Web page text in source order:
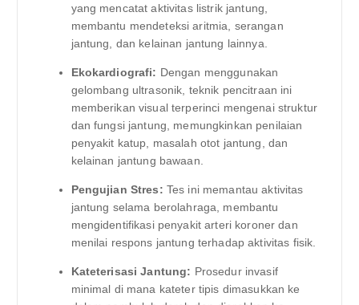
yang mencatat aktivitas listrik jantung,
membantu mendeteksi aritmia, serangan
jantung, dan kelainan jantung lainnya.
Ekokardiografi: Dengan menggunakan
gelombang ultrasonik, teknik pencitraan ini
memberikan visual terperinci mengenai struktur
dan fungsi jantung, memungkinkan penilaian
penyakit katup, masalah otot jantung, dan
kelainan jantung bawaan.
Pengujian Stres: Tes ini memantau aktivitas
jantung selama berolahraga, membantu
mengidentifikasi penyakit arteri koroner dan
menilai respons jantung terhadap aktivitas fisik.
Kateterisasi Jantung: Prosedur invasif
minimal di mana kateter tipis dimasukkan ke